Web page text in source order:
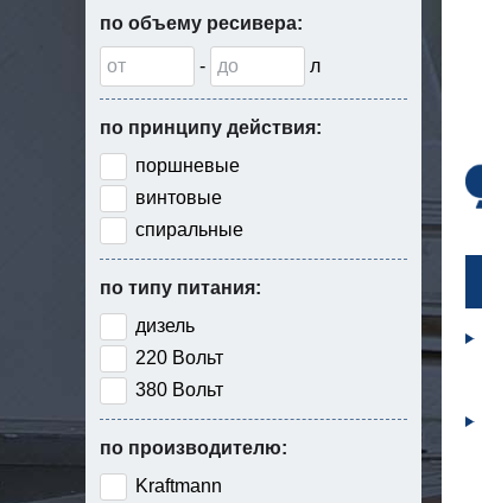
по объему ресивера:
- л
по принципу действия:
поршневые
винтовые
спиральные
по типу питания:
дизель
220 Вольт
380 Вольт
по производителю:
Kraftmann